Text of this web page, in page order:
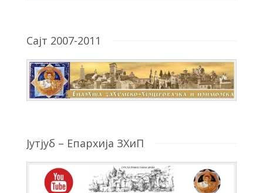
Сајт 2007-2011
Јутјуб – Епархија ЗХиП